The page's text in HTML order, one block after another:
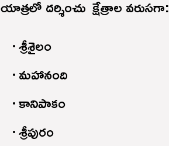
యాత్రలో దర్శించు క్షేత్రాల వరుసగా:
శ్రీశైలం
మహానంది
కానిపాకం
శ్రీపురం